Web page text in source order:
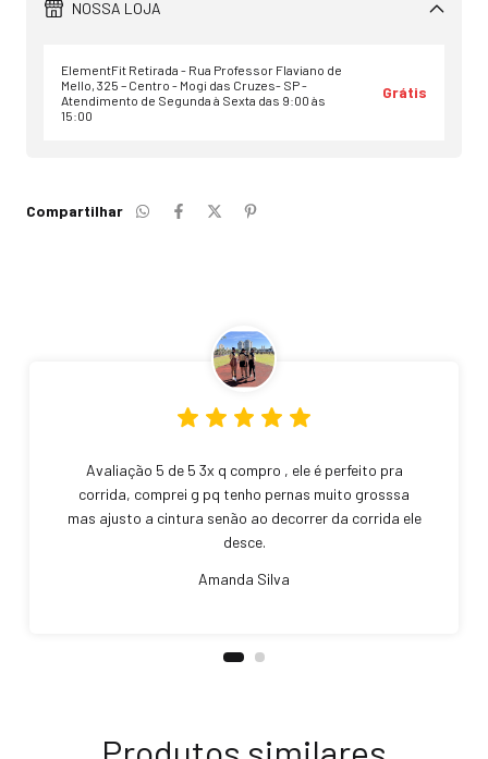
NOSSA LOJA
ElementFit Retirada - Rua Professor Flaviano de
Mello, 325 – Centro - Mogi das Cruzes- SP -
Atendimento de Segunda à Sexta das 9:00 às
15:00
Grátis
Compartilhar
Avaliação 5 de 5 3x q compro , ele é perfeito pra
corrida, comprei g pq tenho pernas muito grosssa
mas ajusto a cintura senão ao decorrer da corrida ele
desce.
Amanda Silva